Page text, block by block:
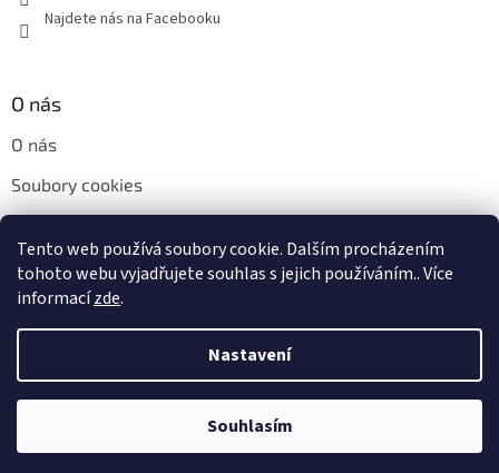
Tento web používá soubory cookie. Dalším procházením
tohoto webu vyjadřujete souhlas s jejich používáním.. Více
informacízde.
Nastavení
Souhlasím
Najdete nás na Facebooku
O nás
O nás
Soubory cookies
Kontakty
Vytvořil Shoptet
H+H obal s.r.o.. Všechna práva vyhrazena.